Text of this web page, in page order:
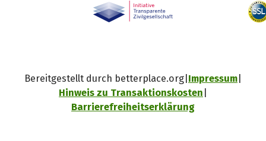
Bereitgestellt durch betterplace.org Impressum
Hinweis zu Transaktionskosten
Barrierefreiheitserklärung